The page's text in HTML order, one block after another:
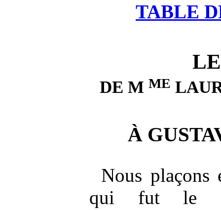
TABLE
DE M ME
À
Nous plaçons
qui fut le